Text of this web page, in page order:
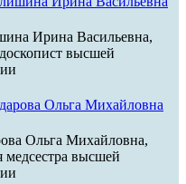
Ирина Васильевна,
высшей
Ольга Михайловна,
медсестра высшей